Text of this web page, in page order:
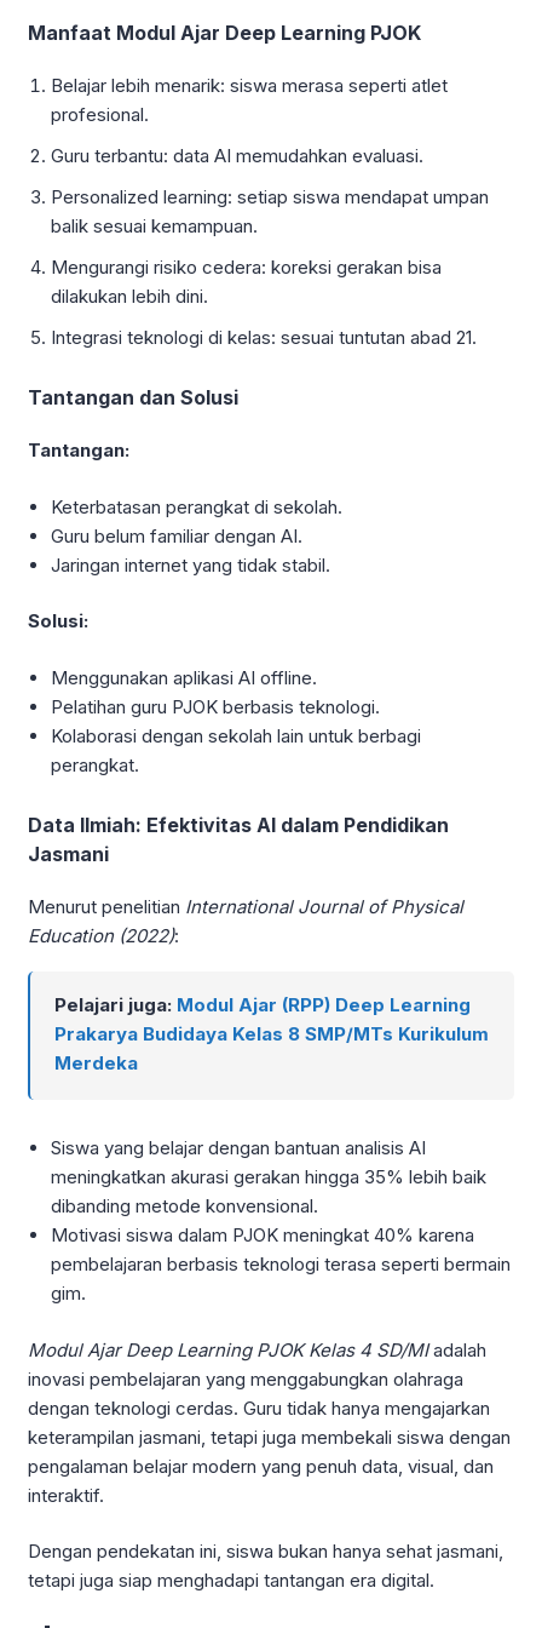
Manfaat Modul Ajar Deep Learning PJOK
Belajar lebih menarik: siswa merasa seperti atlet
profesional.
Guru terbantu: data AI memudahkan evaluasi.
Personalized learning: setiap siswa mendapat umpan
balik sesuai kemampuan.
Mengurangi risiko cedera: koreksi gerakan bisa
dilakukan lebih dini.
Integrasi teknologi di kelas: sesuai tuntutan abad 21.
Tantangan dan Solusi
Tantangan:
Keterbatasan perangkat di sekolah.
Guru belum familiar dengan AI.
Jaringan internet yang tidak stabil.
Solusi:
Menggunakan aplikasi AI offline.
Pelatihan guru PJOK berbasis teknologi.
Kolaborasi dengan sekolah lain untuk berbagi
perangkat.
Data Ilmiah: Efektivitas AI dalam Pendidikan
Jasmani
Menurut penelitian International Journal of Physical
Education (2022):
Pelajari juga: Modul Ajar (RPP) Deep Learning
Prakarya Budidaya Kelas 8 SMP/MTs Kurikulum
Merdeka
Siswa yang belajar dengan bantuan analisis AI
meningkatkan akurasi gerakan hingga 35% lebih baik
dibanding metode konvensional.
Motivasi siswa dalam PJOK meningkat 40% karena
pembelajaran berbasis teknologi terasa seperti bermain
gim.
Modul Ajar Deep Learning PJOK Kelas 4 SD/MIadalah
inovasi pembelajaran yang menggabungkan olahraga
dengan teknologi cerdas. Guru tidak hanya mengajarkan
keterampilan jasmani, tetapi juga membekali siswa dengan
pengalaman belajar modern yang penuh data, visual, dan
interaktif.
Dengan pendekatan ini, siswa bukan hanya sehat jasmani,
tetapi juga siap menghadapi tantangan era digital.